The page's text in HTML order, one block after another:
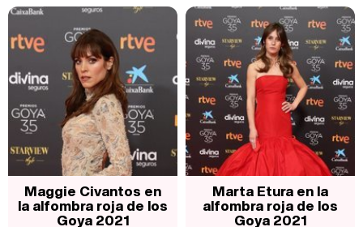
Maggie Civantos en
la alfombra roja de los
Goya 2021
Marta Etura en la
alfombra roja de los
Goya 2021